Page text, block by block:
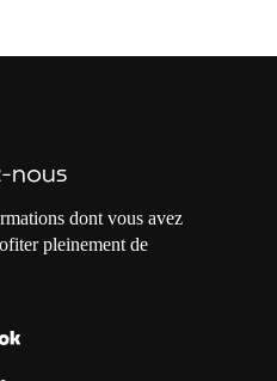
nous
dont vous avez
pleinement de